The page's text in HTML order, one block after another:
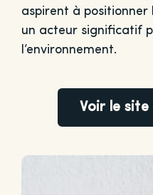
aspirent à positionner
un acteur significatif
l’environnement.
Voir le site